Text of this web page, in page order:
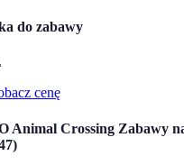
do zabawy
cenę
Animal Crossing Zabawy